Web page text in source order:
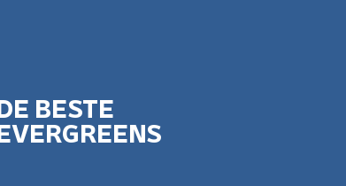
DE BESTE
EVERGREENS